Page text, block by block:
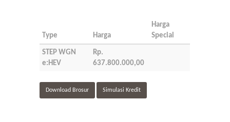
Type Harga
Harga
Special
STEP WGN
e:HEV
Rp.
637.800.000,00
Download Brosur Simulasi Kredit